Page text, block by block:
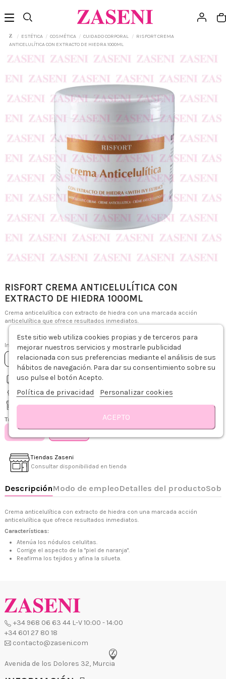
ESTÉTICA COSMÉTICA CUIDADO CORPORAL
RISFORT CREMA
ANTICELULÍTICA CON EXTRACTO DE HIEDRA 1000ML
RISFORT CREMA ANTICELULÍTICA CON
EXTRACTO DE HIEDRA 1000ML
Crema anticelulítica con extracto de hiedra con una marcada acción
anticelulítica que ofrece resultados inmediatos.
20,59 €
Impuestos incluidos
Añadir al carrito
Envío gratis desde 75€
Recíbelo de 1-3 días hábiles
Recogida gratis en tienda
Tamaño
Tiendas Zaseni
Consultar disponibilidad en tienda
DescripciónModo de empleoDetalles del productoSobre RISFORT
Crema anticelulítica con extracto de hiedra con una marcada acción
anticelulítica que ofrece resultados inmediatos.
Características:
Atenúa los nódulos celulitas.
Corrige el aspecto de la "piel de naranja".
Reafirma los tejidos y afina la silueta.
+34 968 06 63 44L-V 10:00 - 14:00
+34 601 27 80 18
Avenida de los Dolores 32, Murcia
Este sitio web utiliza cookies propias y de terceros para
mejorar nuestros servicios y mostrarle publicidad
relacionada con sus preferencias mediante el análisis de sus
hábitos de navegación. Para dar su consentimiento sobre su
uso pulse el botón Acepto.
Política de privacidad Personalizar cookies
ACEPTO